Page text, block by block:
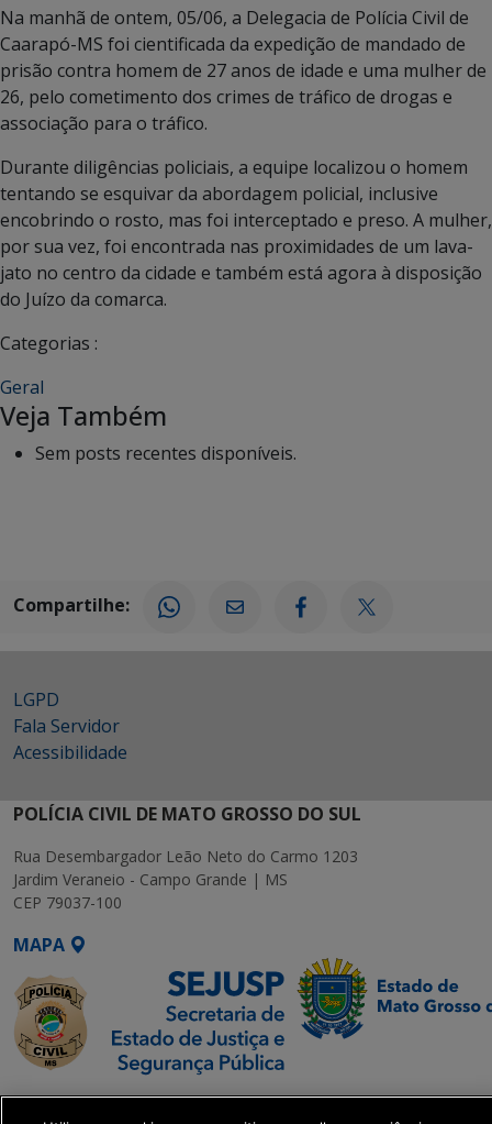
Na manhã de ontem, 05/06, a Delegacia de Polícia Civil de
Caarapó-MS foi cientificada da expedição de mandado de
prisão contra homem de 27 anos de idade e uma mulher de
26, pelo cometimento dos crimes de tráfico de drogas e
associação para o tráfico.
Durante diligências policiais, a equipe localizou o homem
tentando se esquivar da abordagem policial, inclusive
encobrindo o rosto, mas foi interceptado e preso. A mulher,
por sua vez, foi encontrada nas proximidades de um lava-
jato no centro da cidade e também está agora à disposição
do Juízo da comarca.
Categorias :
Geral
Veja Também
Sem posts recentes disponíveis.
Compartilhe:
LGPD
Fala Servidor
Acessibilidade
POLÍCIA CIVIL DE MATO GROSSO DO SUL
Rua Desembargador Leão Neto do Carmo 1203
Jardim Veraneio - Campo Grande | MS
CEP 79037-100
MAPA
SETDIG | Secretaria-